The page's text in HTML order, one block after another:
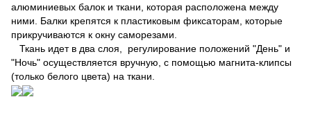
алюминиевых балок и ткани, которая расположена между
ними. Балки крепятся к пластиковым фиксаторам, которые
прикручиваются к окну саморезами.
Ткань идет в два слоя, регулирование положений "День" и
"Ночь" осуществляется вручную, с помощью магнита-клипсы
(только белого цвета) на ткани.